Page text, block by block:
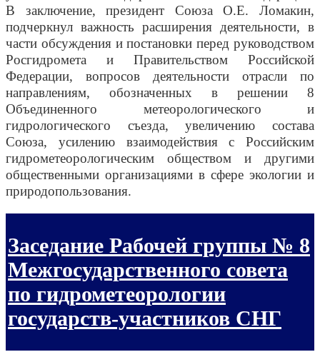
В заключение, президент Союза О.Е. Ломакин,
подчеркнул важность расширения деятельности, в
части обсуждения и постановки перед руководством
Росгидромета и Правительством Российской
Федерации, вопросов деятельности отрасли по
направлениям, обозначенных в решении 8
Объединенного метеорологического и
гидрологического съезда, увеличению состава
Союза, усилению взаимодействия с Российским
гидрометеорологическим обществом и другими
общественными организациями в сфере экологии и
природопользования.
Заседание Рабочей группы № 8
Межгосударственного совета
по гидрометеорологии
государств-участников СНГ